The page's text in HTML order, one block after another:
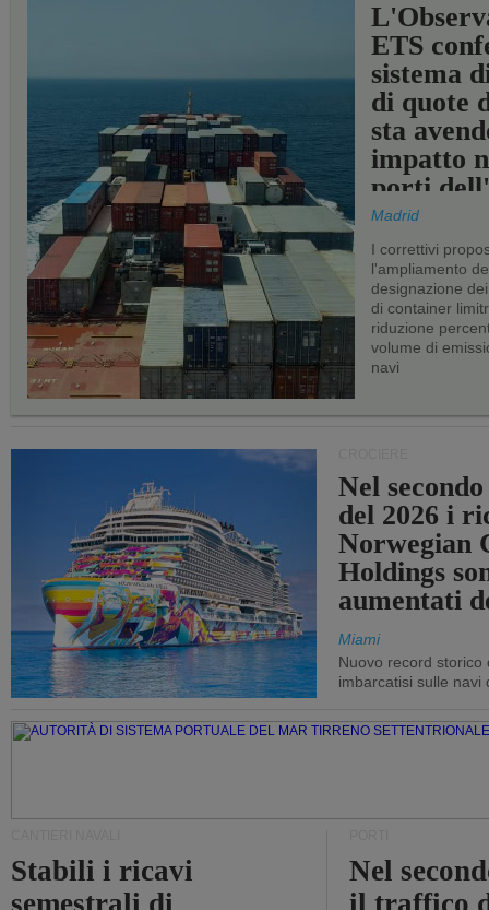
ETS
sistema
di quote
sta
impatto
porti
Madrid
I correttivi
l'ampliamento
designazione
di container
riduzione
volume di
navi
Nel
del 2026 i
Norwegian
Holdings
aumentati
Miami
Nuovo record storico
imbarcatisi sulle navi
Stabili i ricavi
semestrali di
Nel
il traffico